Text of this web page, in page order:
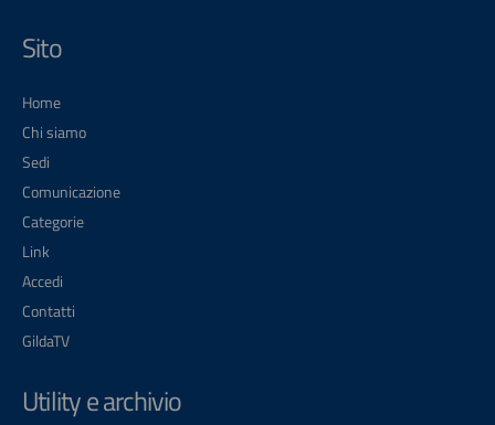
Sito
Home
Chi siamo
Sedi
Comunicazione
Categorie
Link
Accedi
Contatti
GildaTV
Utility e archivio